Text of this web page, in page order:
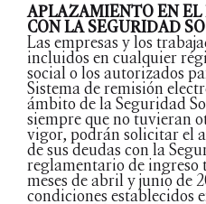
APLAZAMIENTO EN EL
CON LA SEGURIDAD
Las empresas y los
incluidos en cualquier
social o los autorizados
Sistema de remisión
ámbito de la Seguridad
siempre que no tuvieran
vigor, podrán solicitar el
de sus deudas con la
reglamentario de ingreso
meses de abril y junio de
condiciones establecidos